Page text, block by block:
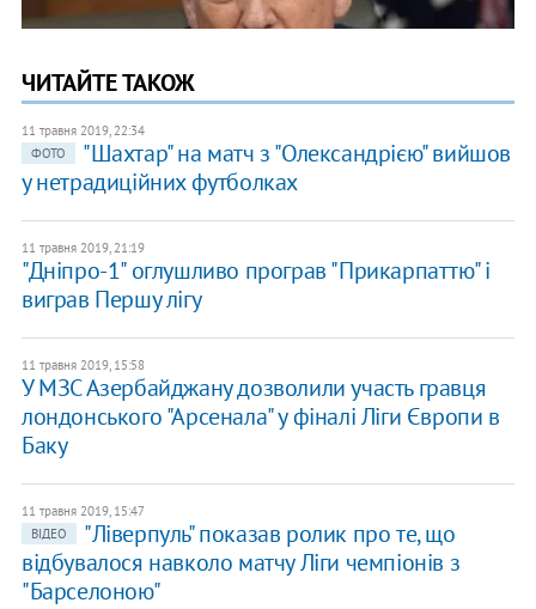
ЧИТАЙТЕ ТАКОЖ
11 травня 2019, 22:34
ФОТО
"Шахтар" на матч з "Олександрією" вийшов
у нетрадиційних футболках
11 травня 2019, 21:19
"Дніпро-1" оглушливо програв "Прикарпаттю" і
виграв Першу лігу
11 травня 2019, 15:58
У МЗС Азербайджану дозволили участь гравця
лондонського "Арсенала" у фіналі Ліги Європи в
Баку
11 травня 2019, 15:47
ВІДЕО
"Ліверпуль" показав ролик про те, що
відбувалося навколо матчу Ліги чемпіонів з
"Барселоною"